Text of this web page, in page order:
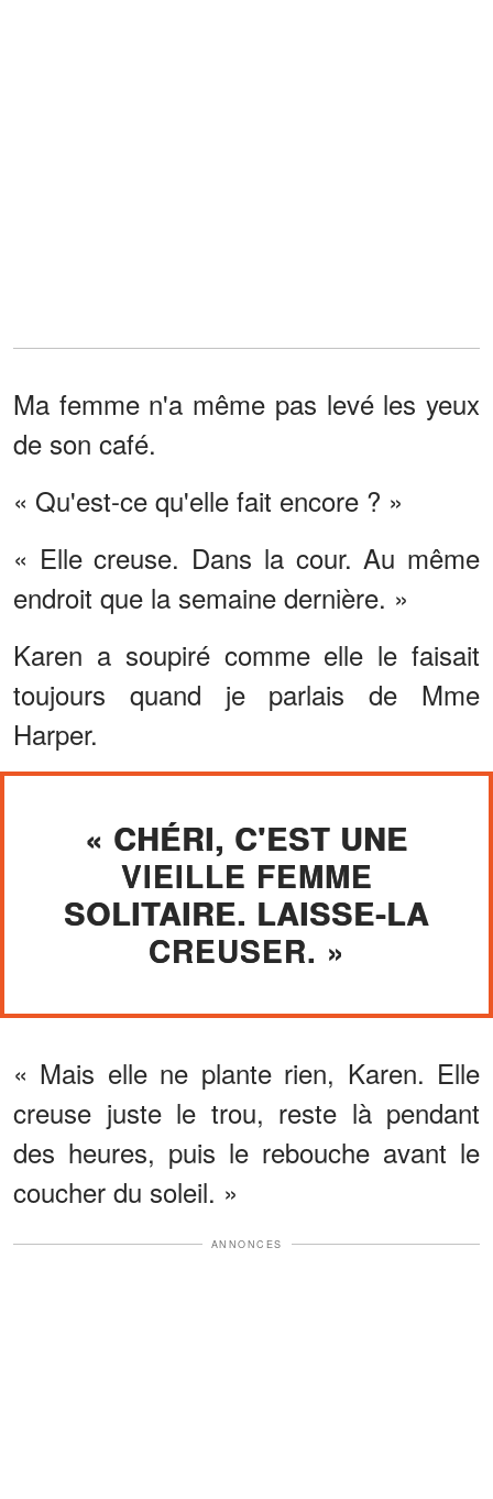
Ma femme n'a même pas levé les yeux
de son café.
« Qu'est-ce qu'elle fait encore ? »
« Elle creuse. Dans la cour. Au même
endroit que la semaine dernière. »
Karen a soupiré comme elle le faisait
toujours quand je parlais de Mme
Harper.
« CHÉRI, C'EST UNE
VIEILLE FEMME
SOLITAIRE. LAISSE-LA
CREUSER. »
« Mais elle ne plante rien, Karen. Elle
creuse juste le trou, reste là pendant
des heures, puis le rebouche avant le
coucher du soleil. »
ANNONCES